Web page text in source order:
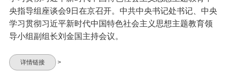
央指导组座谈会9日在京召开。中共中央书记处书记、中央
学习贯彻习近平新时代中国特色社会主义思想主题教育领
导小组副组长刘金国主持会议。
详情链接 >